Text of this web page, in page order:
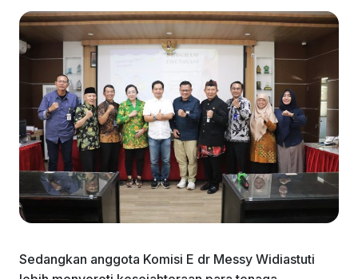
Sedangkan anggota Komisi E dr Messy Widiastuti